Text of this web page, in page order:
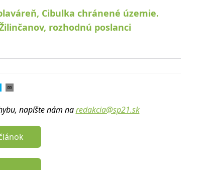
Cibulka chránené územie.
rozhodnú poslanci
napíšte nám na redakcia@sp21.sk